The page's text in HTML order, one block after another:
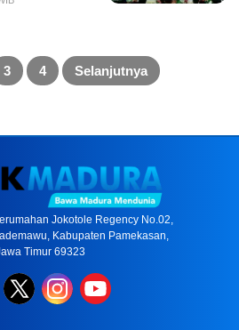
3 4 Selanjutnya
Jokotole Regency No.02,
Kabupaten Pamekasan,
Timur 69323